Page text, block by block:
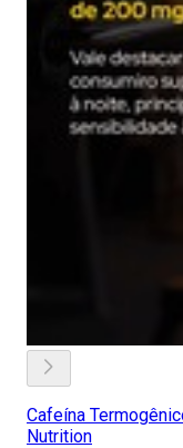
Cafeína
Nutrition